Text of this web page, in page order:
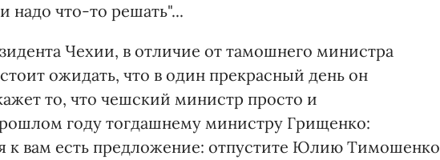
что-то решать"...
Чехии, в отличие от тамошнего министра
ожидать, что в один прекрасный день он
то, что чешский министр просто и
году тогдашнему министру Грищенко:
к вам есть предложение: отпустите Юлию Тимошенко